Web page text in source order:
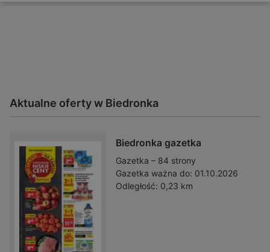
Aktualne oferty w Biedronka
Biedronka gazetka
Gazetka – 84 strony
Gazetka ważna do: 01.10.2026
Odległość: 0,23 km